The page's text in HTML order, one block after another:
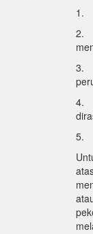
1.
2.
3.
4.
5.